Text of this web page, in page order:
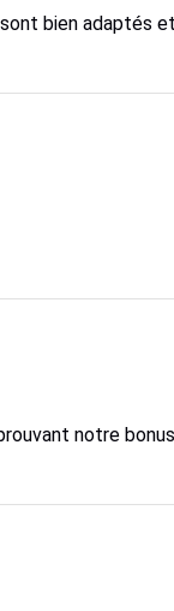
bien adaptés
notre